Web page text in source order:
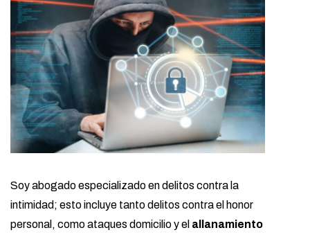
Soy abogado especializado en delitos contra la
intimidad; esto incluye tanto delitos contra el honor
personal, como ataques domicilio y el allanamiento